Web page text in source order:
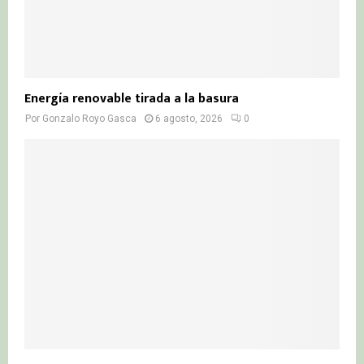
Energía renovable tirada a la basura
Por Gonzalo Royo Gasca 6 agosto, 2026 0